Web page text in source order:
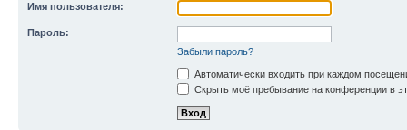
Имя пользователя:
Пароль:
Забыли пароль?
Автоматически входить при каждом
Скрыть моё пребывание на конференции в